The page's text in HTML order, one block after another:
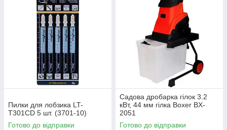
Пилки для лобзика LT-
T301CD 5 шт. (3701-10)
Готово до відправки
Садова дробарка гілок 3.2
кВт, 44 мм гілка Boxer BX-
2051
Готово до відправки